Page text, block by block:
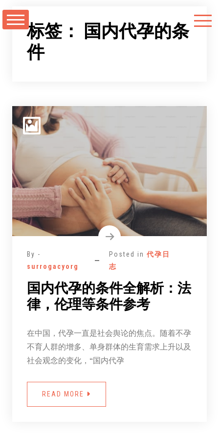
至
标签：
国内代孕的条
件
By -
surrogacyorg
Posted in代孕日
志
国内代孕的条件全解析：法
律，伦理等条件参考
在中国，代孕一直是社会舆论的焦点。随着不孕
不育人群的增多、单身群体的生育需求上升以及
社会观念的变化，“国内代孕
READ MORE